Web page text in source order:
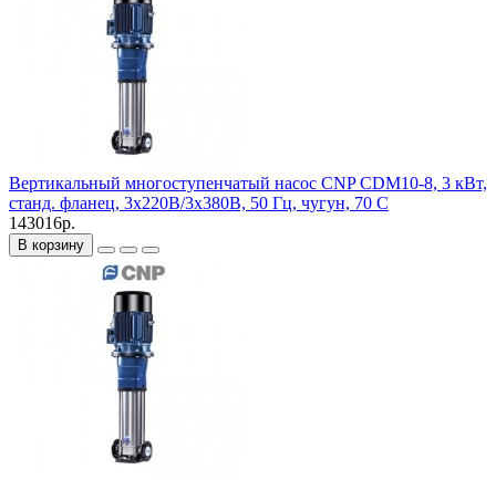
Вертикальный многоступенчатый насос CNP CDM10-8, 3 кВт,
станд. фланец, 3х220В/3х380В, 50 Гц, чугун, 70 С
143016р.
В корзину